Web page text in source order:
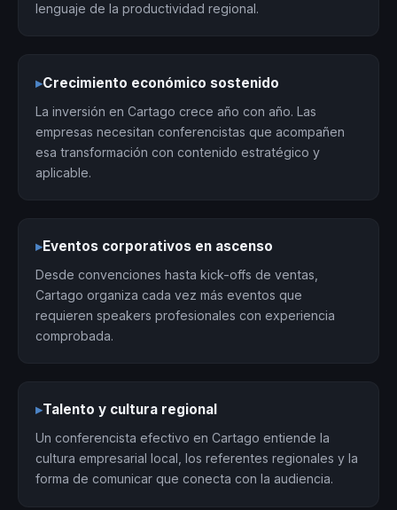
lenguaje de la productividad regional.
▸Crecimiento económico sostenido
La inversión en Cartago crece año con año. Las
empresas necesitan conferencistas que acompañen
esa transformación con contenido estratégico y
aplicable.
▸Eventos corporativos en ascenso
Desde convenciones hasta kick-offs de ventas,
Cartago organiza cada vez más eventos que
requieren speakers profesionales con experiencia
comprobada.
▸Talento y cultura regional
Un conferencista efectivo en Cartago entiende la
cultura empresarial local, los referentes regionales y la
forma de comunicar que conecta con la audiencia.